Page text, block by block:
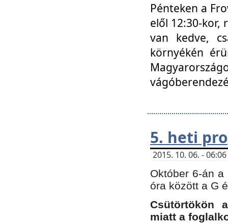
Pénteken a
elől 12:30-kor,
van kedve,
környékén
5. heti
2015. 10. 06. -
Október 6-án
óra között a G
Csütörtökön
miatt a